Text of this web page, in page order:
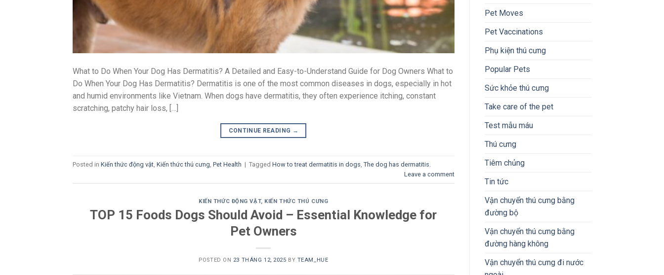
What to Do When Your Dog Has Dermatitis? A Detailed and Easy-to-Understand Guide for Dog Owners What to
Do When Your Dog Has Dermatitis? Dermatitis is one of the most common diseases in dogs, especially in hot
and humid environments like Vietnam. When dogs have dermatitis, they often experience itching, constant
scratching, patchy hair loss, […]
CONTINUE READING →
Posted in Kiến thức động vật Kiến thức thú cưng Pet Health | Tagged How to treat dermatitis in dogs The dog has dermatitis.
Leave a comment
KIẾN THỨC ĐỘNG VẬT, KIẾN THỨC THÚ CƯNG
TOP 15 Foods Dogs Should Avoid – Essential Knowledge for
Pet Owners
POSTED ON 23 THÁNG 12, 2025 BY TEAM_HUE
Pet Moves
Pet Vaccinations
Phụ kiện thú cưng
Popular Pets
Sức khỏe thú cưng
Take care of the pet
Test mẫu máu
Thú cưng
Tiêm chủng
Tin tức
Vận chuyển thú cưng bằng
đường bộ
Vận chuyển thú cưng bằng
đường hàng không
Vận chuyển thú cưng đi nước